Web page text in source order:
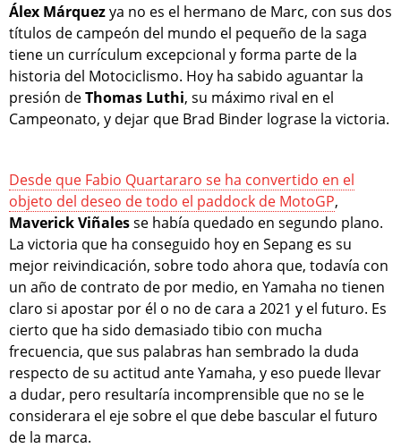
Álex Márquezya no es el hermano de Marc, con sus dos
títulos de campeón del mundo el pequeño de la saga
tiene un currículum excepcional y forma parte de la
historia del Motociclismo. Hoy ha sabido aguantar la
presión deThomas Luthi, su máximo rival en el
Campeonato, y dejar que Brad Binder lograse la victoria.
Desde que Fabio Quartararo se ha convertido en el
objeto del deseo de todo el paddock de MotoGP,
Maverick Viñalesse había quedado en segundo plano.
La victoria que ha conseguido hoy en Sepang es su
mejor reivindicación, sobre todo ahora que, todavía con
un año de contrato de por medio, en Yamaha no tienen
claro si apostar por él o no de cara a 2021 y el futuro. Es
cierto que ha sido demasiado tibio con mucha
frecuencia, que sus palabras han sembrado la duda
respecto de su actitud ante Yamaha, y eso puede llevar
a dudar, pero resultaría incomprensible que no se le
considerara el eje sobre el que debe bascular el futuro
de la marca.